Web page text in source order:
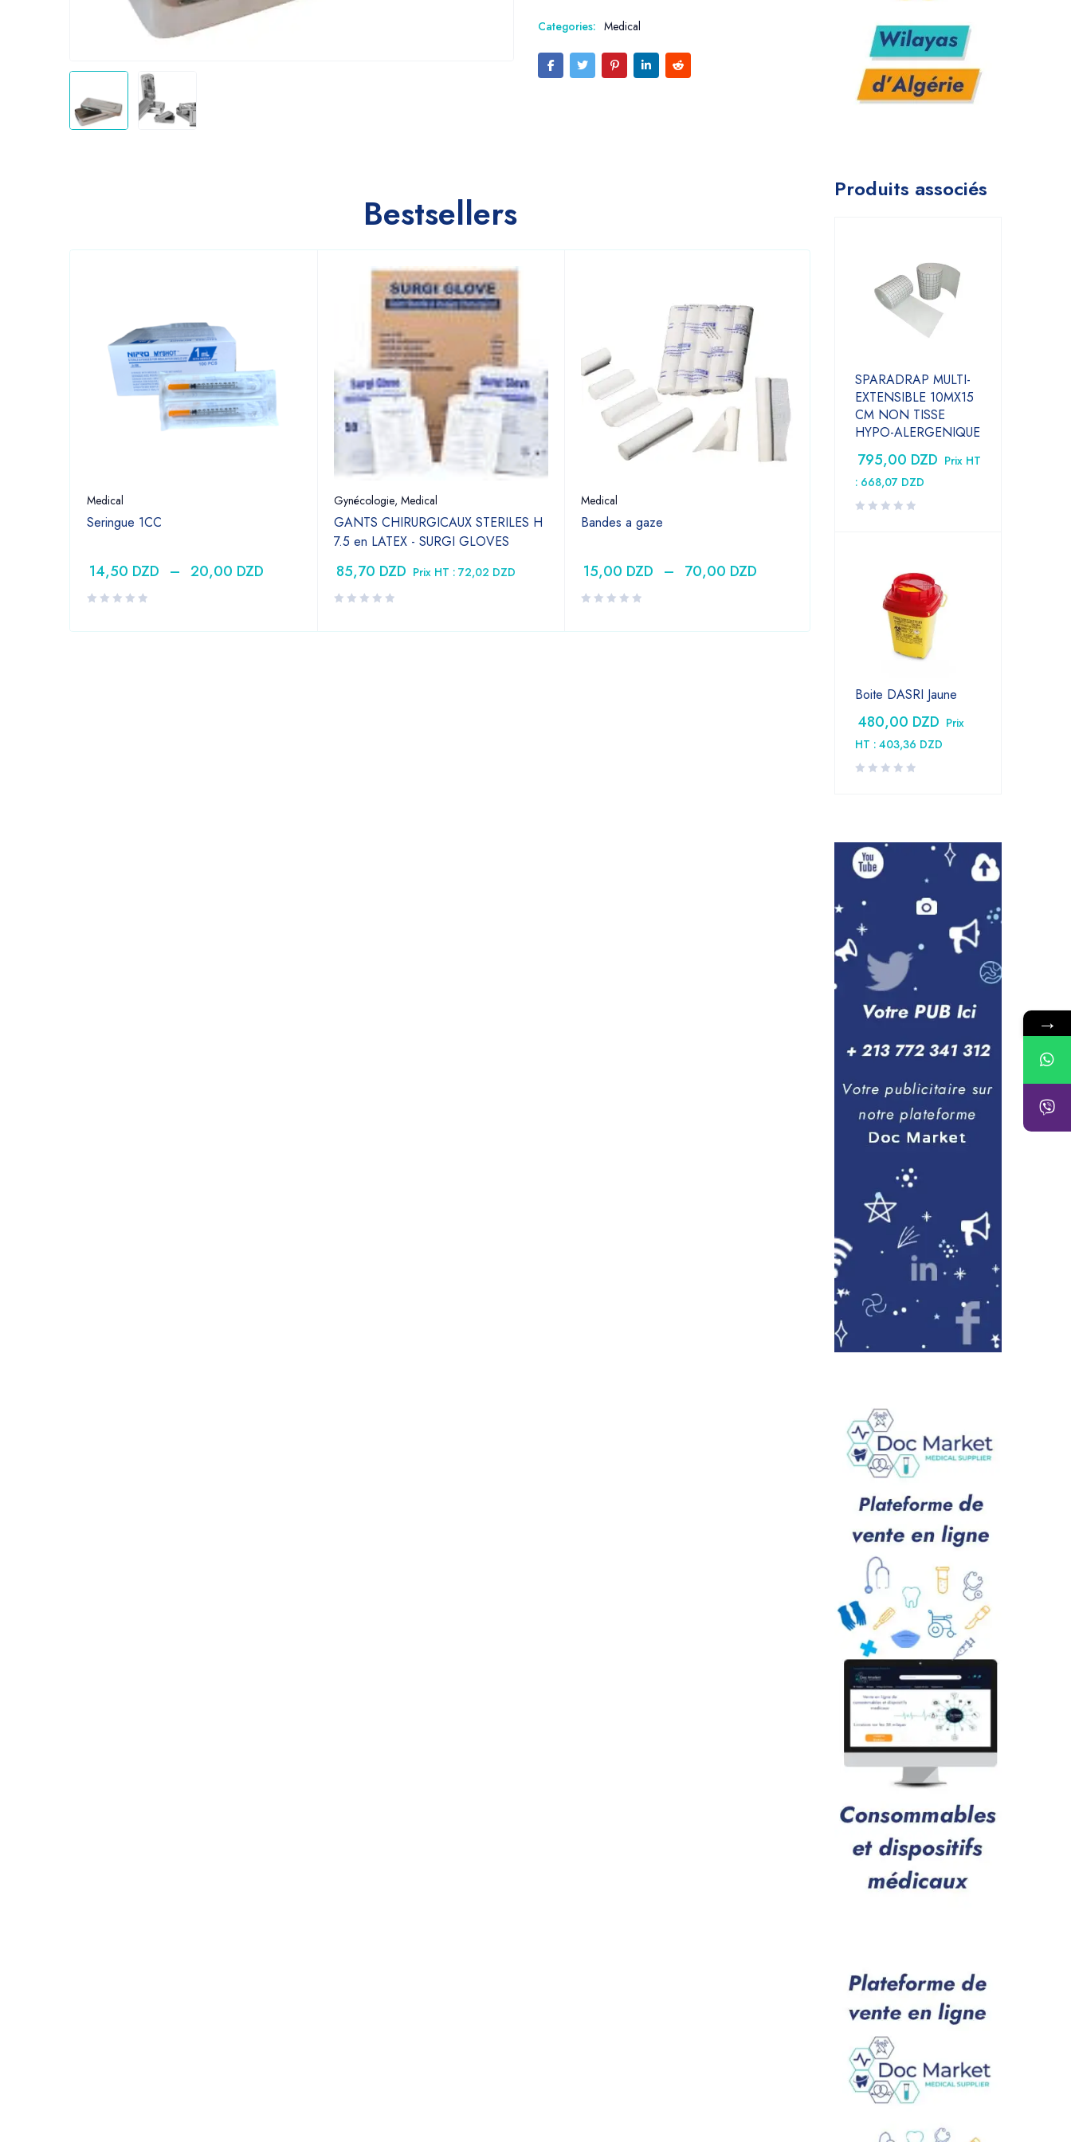
Categories: Medical
Bestsellers
Medical
Seringue 1CC
14,50 DZD – 20,00 DZD
Gynécologie, Medical
GANTS CHIRURGICAUX STERILES H
7.5 en LATEX - SURGI GLOVES
85,70 DZD Prix HT : 72,02 DZD
Medical
Bandes a gaze
15,00 DZD – 70,00 DZD
Laboratoire ,Medical
DZDPrix HT :
Produits associés
SPARADRAP MULTI-
EXTENSIBLE 10MX15
CM NON TISSE
HYPO-ALERGENIQUE
795,00 DZD Prix HT
: 668,07 DZD
Boite DASRI Jaune
480,00 DZD Prix
HT : 403,36 DZD
→